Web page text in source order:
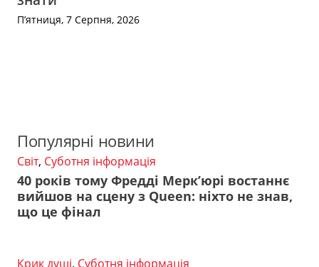
П’ятниця, 7 Серпня, 2026
Популярні новини
Світ, Суботня інформація
40 років тому Фредді Мерк’юрі востаннє
вийшов на сцену з Queen: ніхто не знав,
що це фінал
Крик душі, Суботня інформація